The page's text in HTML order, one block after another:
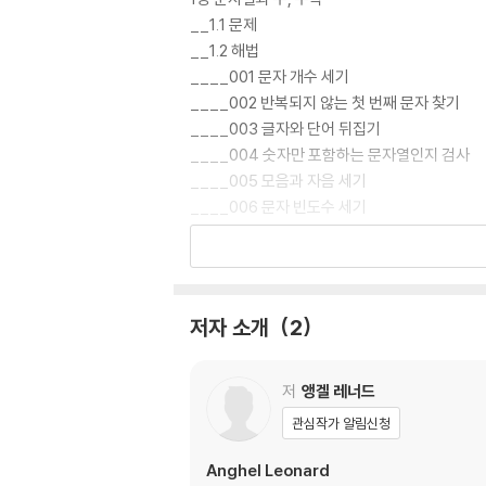
__1.1 문제
__1.2 해법
____001 문자 개수 세기
____002 반복되지 않는 첫 번째 문자 찾기
____003 글자와 단어 뒤집기
____004 숫자만 포함하는 문자열인지 검사
____005 모음과 자음 세기
____006 문자 빈도수 세기
____007 문자열을 int, long, float, double
____011 문자열 회문 검사
____013 주어진 문자 제거
____014 빈도수가 가장 높은 문자 찾기
____015 문자열 배열을 길이 순으로 정렬
____016 문자열이 부분 문자열을 포함하는지
저자 소개 2
저 앵겔 레너드
관심작가 알림신청
Anghel Leonard